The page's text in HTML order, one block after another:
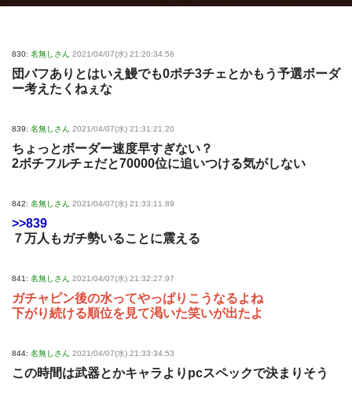
830: 名無しさん 2021/04/07(水) 21:20:34.56
団バフありとはいえ鰻でも0ポチ3チェとかもう予選ボーダ
ー考えたくねぇな
839: 名無しさん 2021/04/07(水) 21:31:21.20
ちょっとボーダー速度早すぎない？
2ボチフルチェだと70000位に追いつける気がしない
842: 名無しさん 2021/04/07(水) 21:33:11.89
>>839
７万人もガチ勢いることに震える
841: 名無しさん 2021/04/07(水) 21:32:27.97
ガチャピン後の水ってやっぱりこうなるよね
下がり続ける順位を見て渇いた笑いが出たよ
844: 名無しさん 2021/04/07(水) 21:33:34.53
この時間は武器とかキャラよりpcスペックで決まりそう